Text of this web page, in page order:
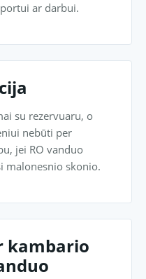
ar darbui.
su rezervuaru, o
nebūti per
jei RO vanduo
malonesnio skonio.
kambario